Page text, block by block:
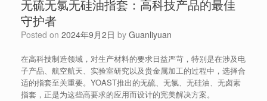
无硫无氯无硅油指套：高科技产品的最佳
守护者
Posted on 2024年9月2日 by Guanliyuan
在高科技制造领域，对生产材料的要求日益严苛，特别是在涉及电
子产品、航空航天、实验室研究以及贵金属加工的过程中，选择合
适的指套至关重要。YOAST推出的无硫、无氯、无硅油、无卤素
指套，正是为这些高要求的应用而设计的完美解决方案。